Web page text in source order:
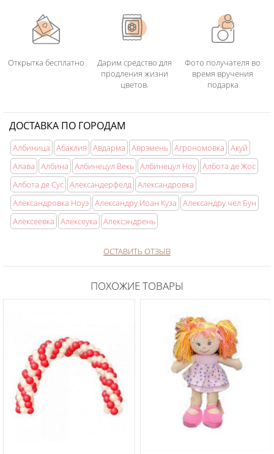
Открытка бесплатно
Дарим средство для
продления жизни
цветов.
Фото получателя во
время вручения
подарка
ДОСТАВКА ПО ГОРОДАМ
Албиница Абаклия Авдарма Аврэмень Агрономовка
Акуй
Алава
Албина Албинецул Векь Албинецул Ноу Албота де Жос
Албота де Сус Александерфелд Александровка
Александровка Ноуэ Александру Иоан Куза
Александру чел Бун
Алексеевка
Алексеука Алексэндрень
ОСТАВИТЬ ОТЗЫВ
ПОХОЖИЕ ТОВАРЫ